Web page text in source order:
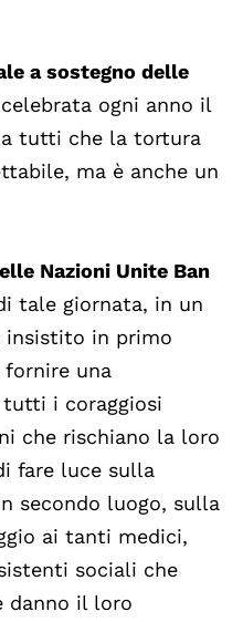
a sostegno delle
ogni anno il
tutti che la tortura
ma è anche un
Nazioni Unite Ban
tale giornata, in un
insistito in primo
una
i coraggiosi
che rischiano la loro
fare luce sulla
secondo luogo, sulla
ai tanti medici,
sociali che
danno il loro